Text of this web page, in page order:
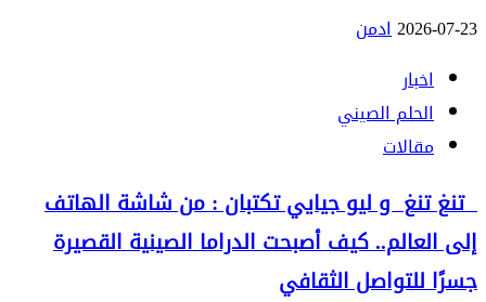
2026-07-23ادمن
اخبار
الحلم الصيني
مقالات
تنغ تنغ و ليو جيايي تكتبان : من شاشة الهاتف
إلى العالم.. كيف أصبحت الدراما الصينية القصيرة
جسرًا للتواصل الثقافي